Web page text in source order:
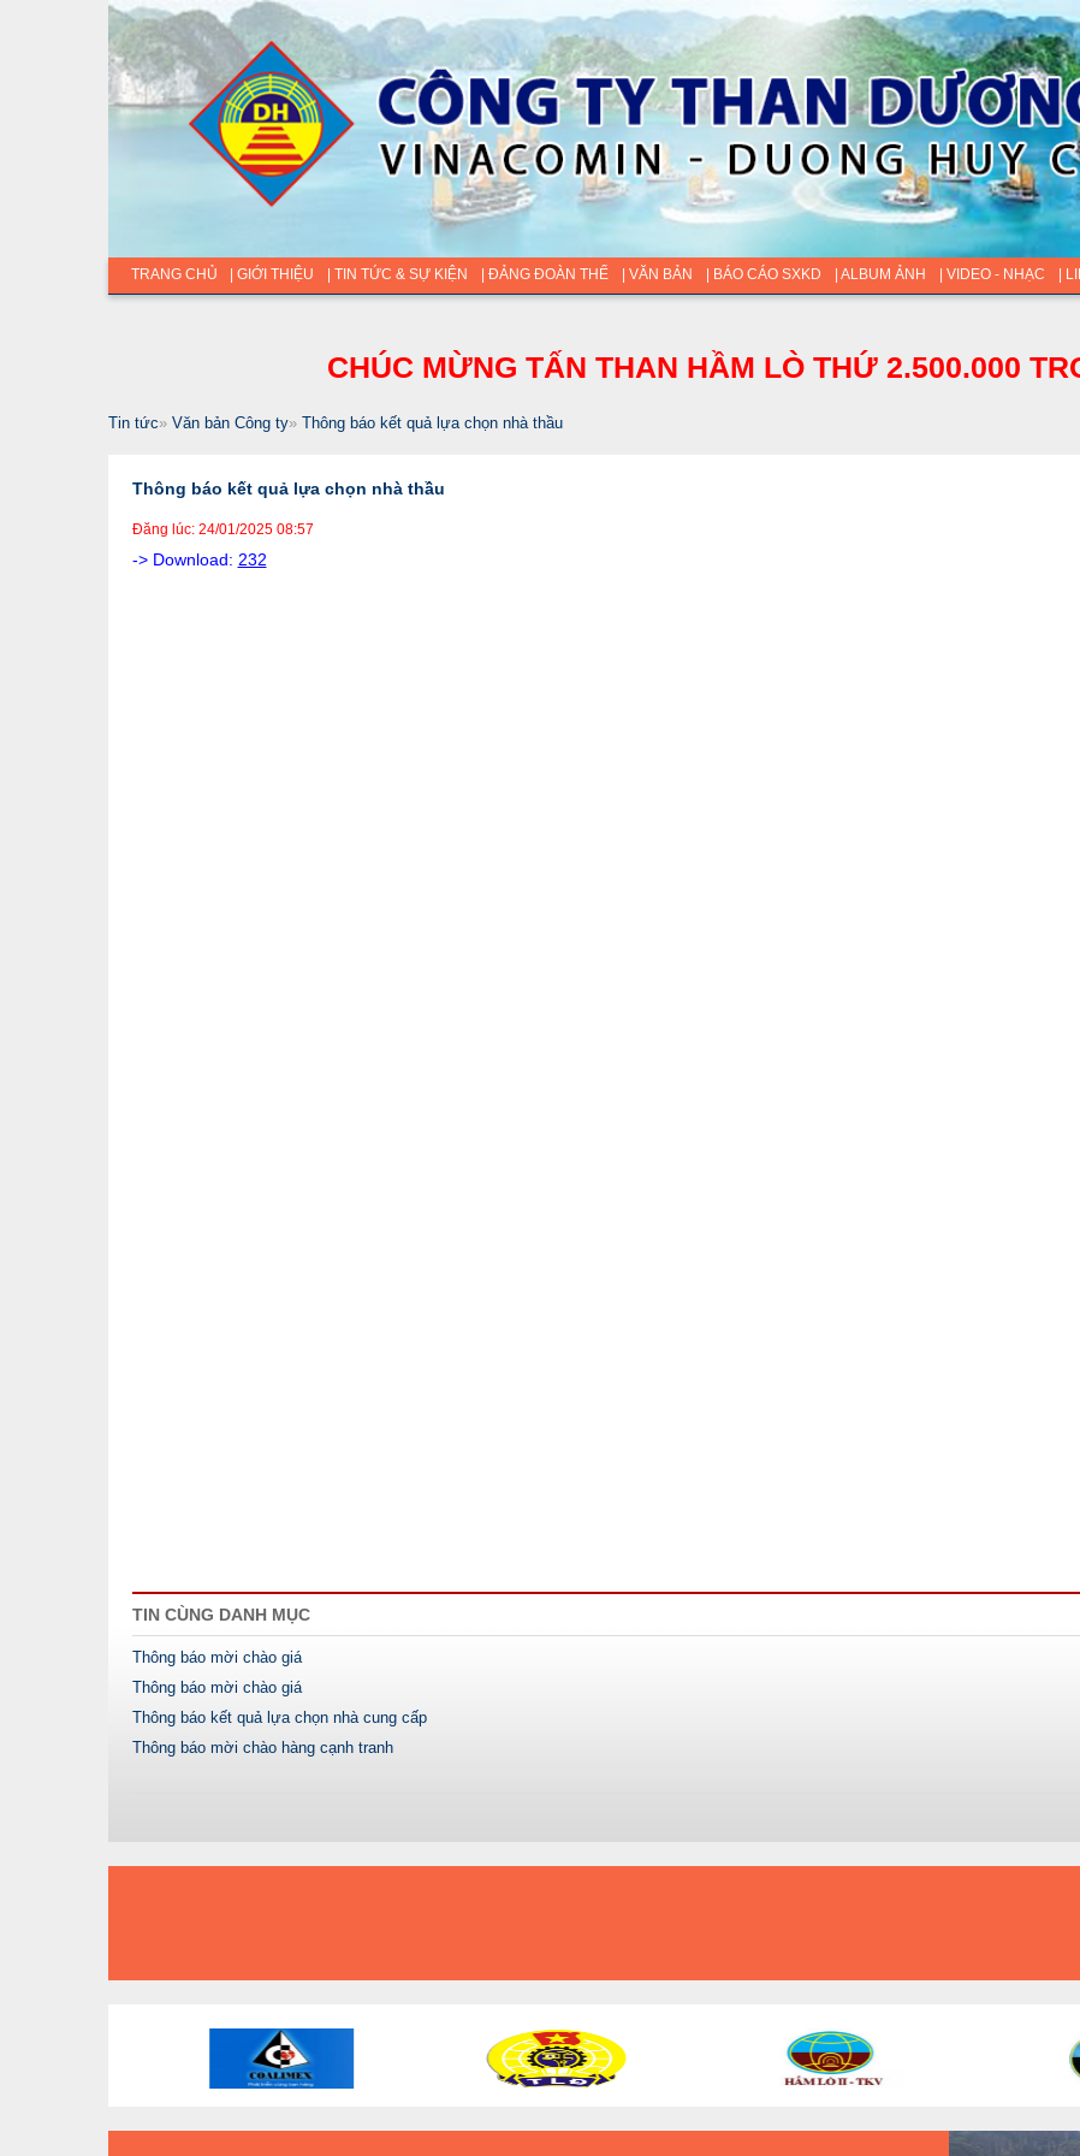
TRANG CHỦ | GIỚI THIỆU | TIN TỨC & SỰ KIỆN | ĐẢNG ĐOÀN THỂ | VĂN BẢN | BÁO CÁO SXKD | ALBUM ẢNH | VIDEO - NHẠC |
CHÚC MỪNG TẤN THAN HẦM LÒ THỨ 2.500.000
Tin tức» Văn bản Công ty» Thông báo kết quả lựa chọn nhà thầu
Thông báo kết quả lựa chọn nhà thầu
Đăng lúc: 24/01/2025 08:57
-> Download: 232
TIN CÙNG DANH MỤC
Thông báo mời chào giá
Thông báo mời chào giá
Thông báo kết quả lựa chọn nhà cung cấp
Thông báo mời chào hàng cạnh tranh